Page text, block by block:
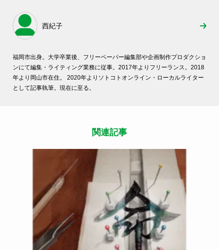
西紀子
福岡市出身。大学卒業後、フリーペーパー編集部や企画制作プロダクショ
ンにて編集・ライティング業務に従事。2017年よりフリーランス。2018
年より岡山市在住。 2020年よりソトコトオンライン・ローカルライター
として記事執筆。現在に至る。
関連記事